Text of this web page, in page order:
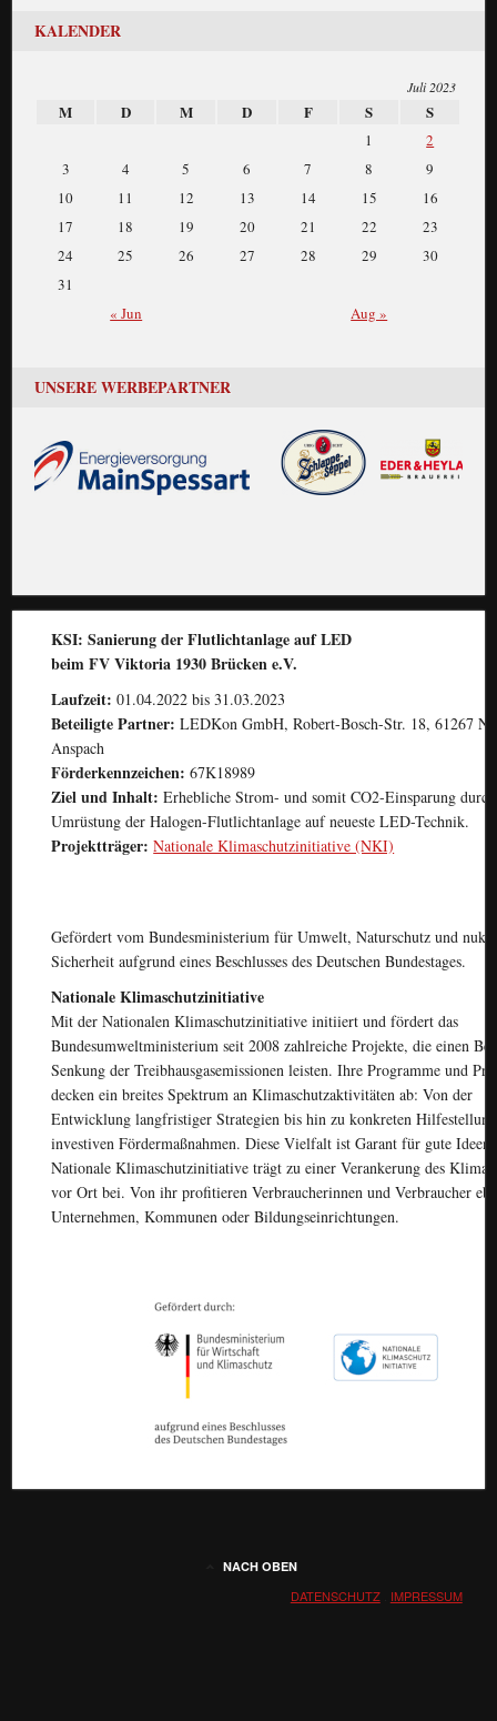
KALENDER
Juli 2023
M D M D F S S
« Jun Aug »
1
2
3
4 5 6 7 8
9
10
11 12 13 14 15
16
17
18 19 20 21 22
23
24
25 26 27 28 29
30
31
UNSERE WERBEPARTNER
KSI: Sanierung der Flutlichtanlage auf LED
beim FV Viktoria 1930 Brücken e.V.
Laufzeit: 01.04.2022 bis 31.03.2023
Beteiligte Partner: LEDKon GmbH, Robert-Bosch-Str. 18, 61267
Anspach
Förderkennzeichen: 67K18989
Ziel und Inhalt: Erhebliche Strom- und somit CO2-Einsparung durch
Umrüstung der Halogen-Flutlichtanlage auf neueste LED-Technik.
Projektträger: Nationale Klimaschutzinitiative (NKI)
Gefördert vom Bundesministerium für Umwelt, Naturschutz und
Sicherheit aufgrund eines Beschlusses des Deutschen Bundestages.
Nationale Klimaschutzinitiative
Mit der Nationalen Klimaschutzinitiative initiiert und fördert das
Bundesumweltministerium seit 2008 zahlreiche Projekte, die einen
Senkung der Treibhausgasemissionen leisten. Ihre Programme und
decken ein breites Spektrum an Klimaschutzaktivitäten ab: Von der
Entwicklung langfristiger Strategien bis hin zu konkreten
investiven Fördermaßnahmen. Diese Vielfalt ist Garant für gute
Nationale Klimaschutzinitiative trägt zu einer Verankerung des Klima
vor Ort bei. Von ihr profitieren Verbraucherinnen und Verbraucher
Unternehmen, Kommunen oder Bildungseinrichtungen.
NACH OBEN
DATENSCHUTZ. IMPRESSUM